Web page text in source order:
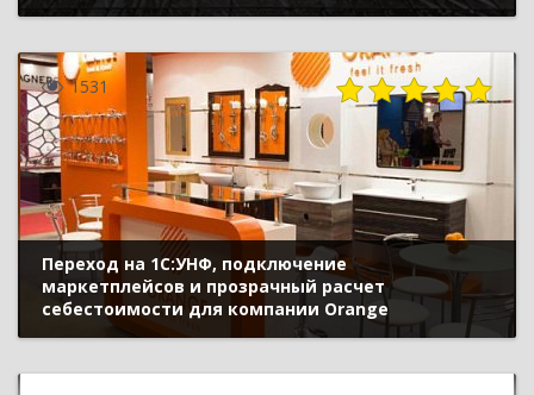
1531
Переход на 1С:УНФ, подключение
маркетплейсов и прозрачный расчет
себестоимости для компании Orange